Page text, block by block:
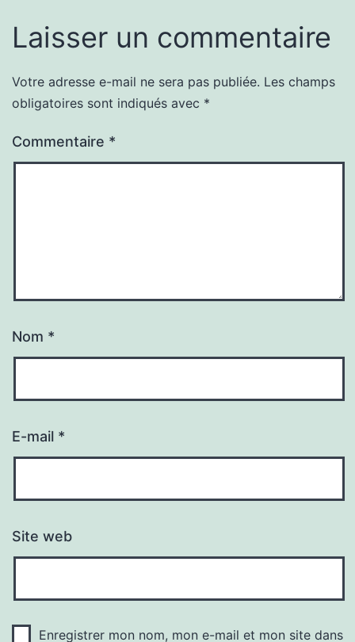
Laisser un commentaire
Votre adresse e-mail ne sera pas publiée. Les champs
obligatoires sont indiqués avec *
Commentaire *
Nom *
E-mail *
Site web
Enregistrer mon nom, mon e-mail et mon site dans